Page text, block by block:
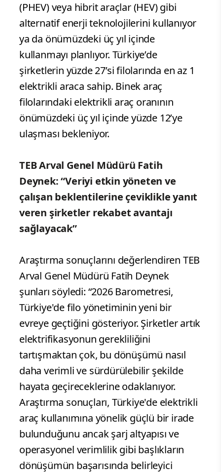
(PHEV) veya hibrit araçlar (HEV) gibi
alternatif enerji teknolojilerini kullanıyor
ya da önümüzdeki üç yıl içinde
kullanmayı planlıyor. Türkiye’de
şirketlerin yüzde 27’si filolarında en az 1
elektrikli araca sahip. Binek araç
filolarındaki elektrikli araç oranının
önümüzdeki üç yıl içinde yüzde 12’ye
ulaşması bekleniyor.
TEB Arval Genel Müdürü Fatih
Deynek: “Veriyi etkin yöneten ve
çalışan beklentilerine çeviklikle yanıt
veren şirketler rekabet avantajı
sağlayacak”
Araştırma sonuçlarını değerlendiren TEB
Arval Genel Müdürü Fatih Deynek
şunları söyledi: “2026 Barometresi,
Türkiye'de filo yönetiminin yeni bir
evreye geçtiğini gösteriyor. Şirketler artık
elektrifikasyonun gerekliliğini
tartışmaktan çok, bu dönüşümü nasıl
daha verimli ve sürdürülebilir şekilde
hayata geçireceklerine odaklanıyor.
Araştırma sonuçları, Türkiye'de elektrikli
araç kullanımına yönelik güçlü bir irade
bulunduğunu ancak şarj altyapısı ve
operasyonel verimlilik gibi başlıkların
dönüşümün başarısında belirleyici